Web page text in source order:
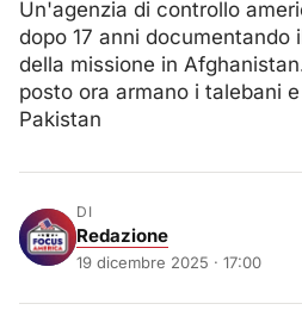
Un'agenzia di controllo
dopo 17 anni documentando
della missione in
posto ora armano i talebani
Pakistan
DI
Redazione
19 dicembre 2025 · 17:00